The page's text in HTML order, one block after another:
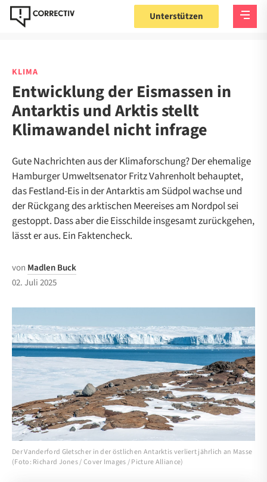
Unterstützen
KLIMA
Entwicklung der Eismassen in
Antarktis und Arktis stellt
Klimawandel nicht infrage
Gute Nachrichten aus der Klimaforschung? Der ehemalige
Hamburger Umweltsenator Fritz Vahrenholt behauptet,
das Festland-Eis in der Antarktis am Südpol wachse und
der Rückgang des arktischen Meereises am Nordpol sei
gestoppt. Dass aber die Eisschilde insgesamt zurückgehen,
lässt er aus. Ein Faktencheck.
von Madlen Buck
02. Juli 2025
Der Vanderford Gletscher in der östlichen Antarktis verliert jährlich an Masse
(Foto: Richard Jones / Cover Images / Picture Alliance)